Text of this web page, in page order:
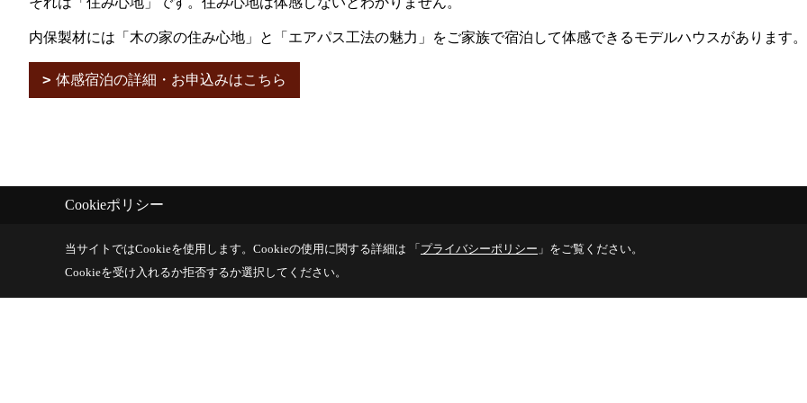
内保製材には「木の家の住み心地」と「エアパス工法の魅力」をご家族で宿泊して体感できるモデルハウスがあります。
体感宿泊の詳細・お申込みはこちら
イベント
Cookieポリシー
当サイトではCookieを使用します。 Cookieの使用に関する詳細は 「 プライバシーポリシー 」をご覧ください。
Cookieを受け入れるか拒否するか選択してください。